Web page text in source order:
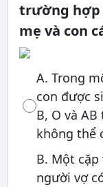
trường hợp
mẹ và con
A. Trong
con được
B, O và
không thể
B. Một
người vợ